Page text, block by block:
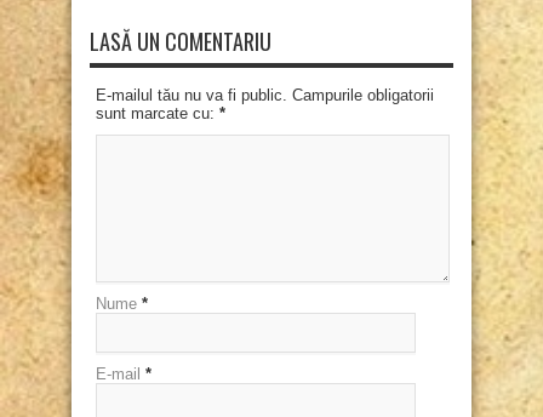
LASĂ UN COMENTARIU
E-mailul tău nu va fi public. Campurile obligatorii
sunt marcate cu: *
Nume *
E-mail *